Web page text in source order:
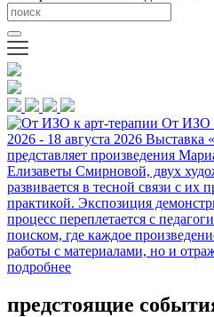
От ИЗО
2026 - 18 августа 2026 Выставка
представляет произведения
Елизаветы Смирновой, двух
развивается в тесной связи с их
практикой. Экспозиция
процесс переплетается с
поиском, где каждое
работы с материалами, но и
подробнее
предстоящие